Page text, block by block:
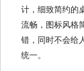
计，细致简约的
流畅，图标风格
错，同时不会给
统一。